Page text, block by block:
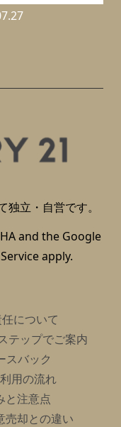
立・自営です。
and the Google
apply.
について
テップでご案内
スバック
用の流れ
と注意点
売却との違い